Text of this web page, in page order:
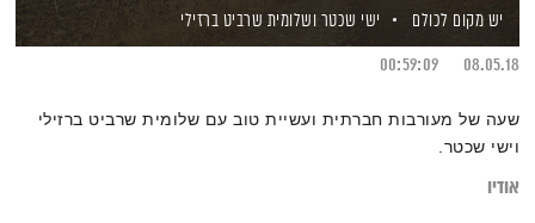
יש מקום לכולם
ישי שכטר ושלומית שרביט ברזילי
08.05.18
00:59:09
שעה של מעורבות חברתית ועשיית טוב עם שלומית שרביט ברזילי
וישי שכטר.
אודיו